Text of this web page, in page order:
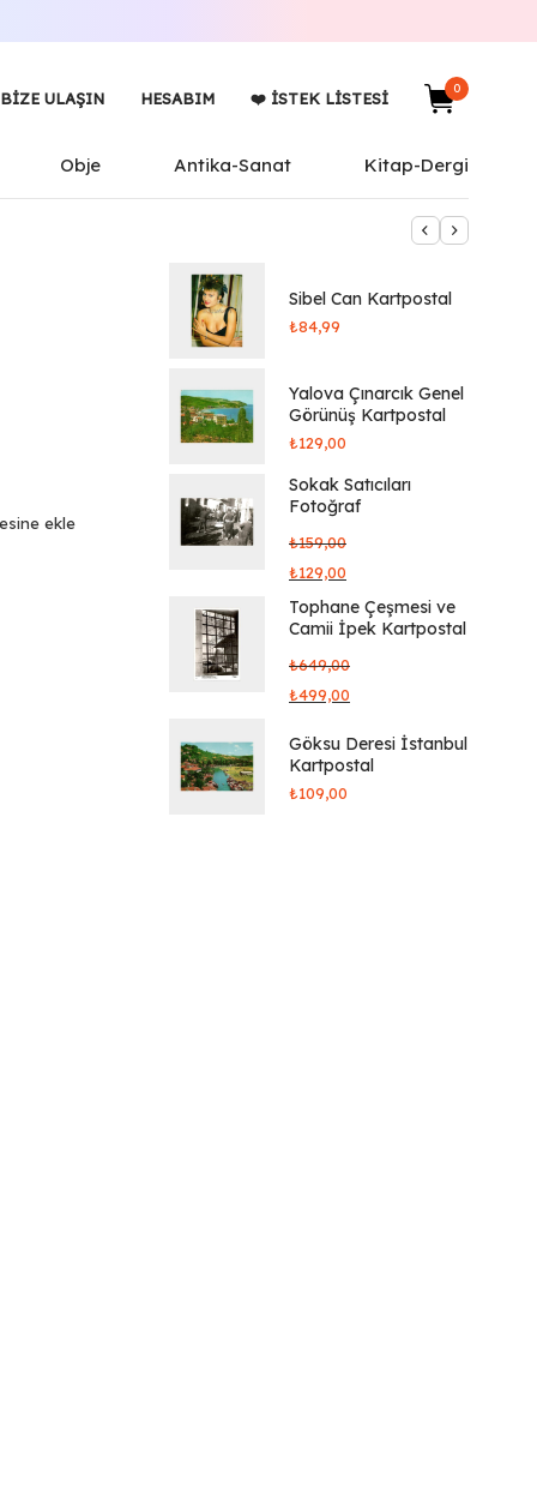
BIZE ULAŞIN HESABIM ❤️ İSTEK LISTESI
0
Obje Antika-Sanat Kitap-Dergi
ekle
Sibel Can Kartpostal
₺84,99
Yalova Çınarcık Genel
Görünüş Kartpostal
₺129,00
Sokak Satıcıları
Fotoğraf
₺159,00
₺129,00
Tophane Çeşmesi ve
Camii İpek Kartpostal
₺649,00
₺499,00
Göksu Deresi İstanbul
Kartpostal
₺109,00